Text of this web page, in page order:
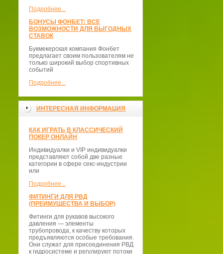
Подробнее...
БОНУСЫ ФОНБЕТ: ВСЕ
ВОЗМОЖНОСТИ ДЛЯ ВЫГОДНЫХ
СТАВОК
Букмекерская компания Фонбет
предлагает своим пользователям не
только широкий выбор спортивных
событий
Подробнее...
ИНТЕРЕСНАЯ ИНФОРМАЦИЯ
КАК ИГРАТЬ В КЛАССИЧЕСКИЙ
ПОКЕР ОНЛАЙН
Индивидуалки и VIP индивидуалки
представляют собой две разные
категории в сфере секс-индустрии
или
Подробнее...
ФИТИНГИ ДЛЯ РВД
(ПРЕИМУЩЕСТВА И ВЫБОР)
Фитинги для рукавов высокого
давления — элементы
трубопровода, к качеству которых
предъявляются особые требования.
Они служат для присоединения РВД
к гидросистеме и регулируют потоки